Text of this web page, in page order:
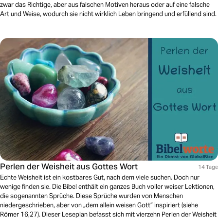
zwar das Richtige, aber aus falschen Motiven heraus oder auf eine falsche
Art und Weise, wodurch sie nicht wirklich Leben bringend und erfüllend sind.
Perlen der Weisheit aus Gottes Wort 14 Tage
Echte Weisheit ist ein kostbares Gut, nach dem viele suchen. Doch nur
wenige finden sie. Die Bibel enthält ein ganzes Buch voller weiser Lektionen,
die sogenannten Sprüche. Diese Sprüche wurden von Menschen
niedergeschrieben, aber von „dem allein weisen Gott” inspiriert (siehe
Römer 16,27). Dieser Leseplan befasst sich mit vierzehn Perlen der Weisheit